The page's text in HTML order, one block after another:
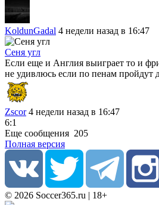
KoldunGadal 4 недели назад в 16:47
Сеня угл
Если еще и Англия выиграет то и
не удивлюсь если по пенам пройдут
Zscor 4 недели назад в 16:47
6:1
Еще сообщения 205
Полная версия
© 2026 Soccer365.ru | 18+